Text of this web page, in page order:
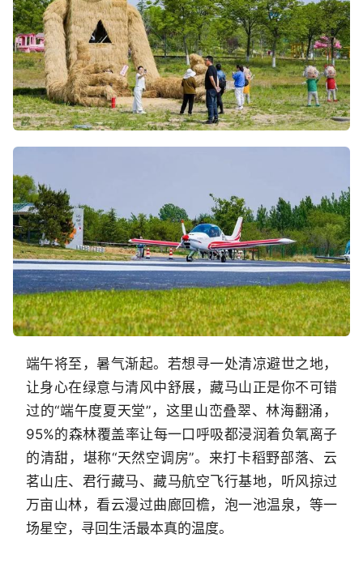
端午将至，暑气渐起。若想寻一处清凉避世之地，
让身心在绿意与清风中舒展，藏马山正是你不可错
过的“端午度夏天堂”，这里山峦叠翠、林海翻涌，
95%的森林覆盖率让每一口呼吸都浸润着负氧离子
的清甜，堪称“天然空调房”。来打卡稻野部落、云
茗山庄、君行藏马、藏马航空飞行基地，听风掠过
万亩山林，看云漫过曲廊回檐，泡一池温泉，等一
场星空，寻回生活最本真的温度。